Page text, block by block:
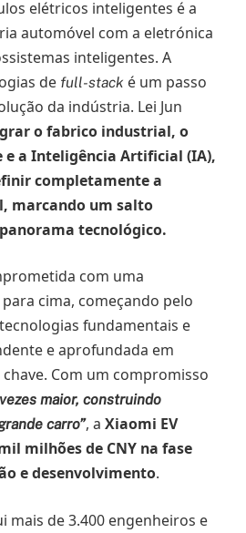
elétricos inteligentes é a
automóvel com a eletrónica
inteligentes. A
de full-stack é um passo
da indústria. Lei Jun
o fabrico industrial, o
a Inteligência Artificial (IA),
completamente a
marcando um salto
tecnológico.
com uma
cima, começando pelo
fundamentais e
e aprofundada em
Com um compromisso
maior, construindo
carro”, a Xiaomi EV
milhões de CNY na fase
e desenvolvimento.
mais de 3.400 engenheiros e